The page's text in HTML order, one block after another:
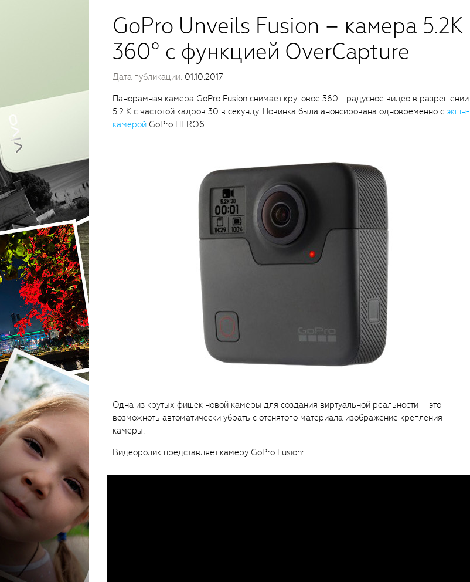
GoPro Unveils Fusion – камера 5.2K
360° с функцией OverCapture
Дата публикации: 01.10.2017
Панорамная камера GoPro Fusion снимает круговое 360-градусное видео в разрешении
5.2 К с частотой кадров 30 в секунду. Новинка была анонсирована одновременно с экшн-
камерой GoPro HERO6.
Одна из крутых фишек новой камеры для создания виртуальной реальности – это
возможноть автоматически убрать с отснятого материала изображение крепления
камеры.
Видеоролик представляет камеру GoPro Fusion: